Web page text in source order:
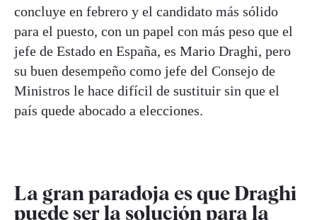
concluye en febrero y el candidato más sólido
para el puesto, con un papel con más peso que el
jefe de Estado en España, es Mario Draghi, pero
su buen desempeño como jefe del Consejo de
Ministros le hace difícil de sustituir sin que el
país quede abocado a elecciones.
La gran paradoja es que Draghi
puede ser la solución para la